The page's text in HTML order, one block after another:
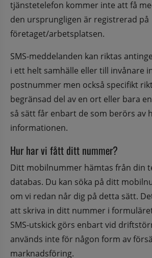
tjänstetelefon kommer inte att få
den ursprungligen är registrerad på
företaget/arbetsplatsen.
SMS-meddelanden kan riktas
i ett helt samhälle eller till invånare
postnummer men också specifikt
begränsad del av en ort eller bara
så sätt får enbart de som berörs av
informationen.
Hur har vi fått ditt nummer?
Ditt mobilnummer hämtas från din
databas. Du kan söka på ditt
om vi redan når dig på detta sätt.
att skriva in ditt nummer i
SMS-utskick görs enbart vid
används inte för någon form av
marknadsföring.